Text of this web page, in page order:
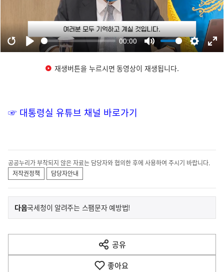
재생버튼을 누르시면 동영상이 재생됩니다.
☞ 대통령실 유튜브 채널 바로가기
공공누리가 부착되지 않은 자료는 담당자와 협의한 후에 사용하여 주시기 바랍니다.
저작권정책
담당자안내
이
전
다
음
다음기
사
국세청이 알려주는 스팸문자 예방법!
공유
열
기
좋아요